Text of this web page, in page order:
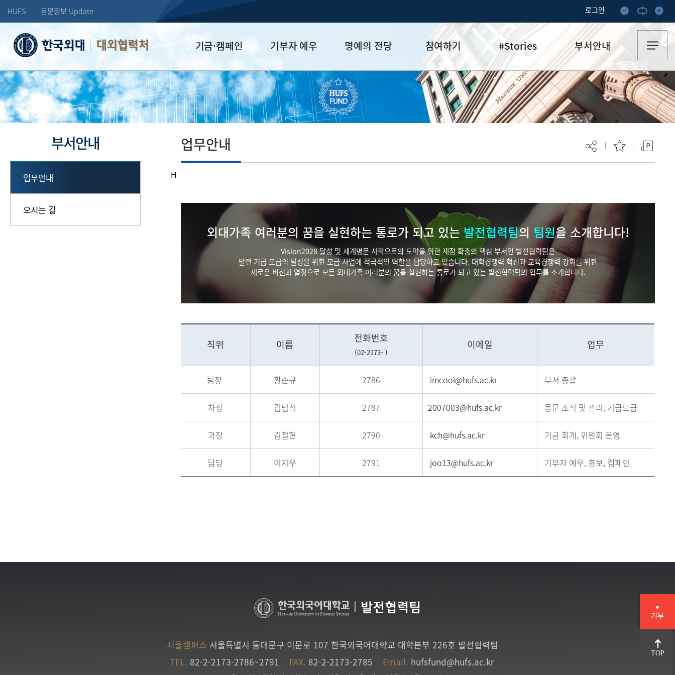
HUFS 동문정보 Update 로그인
대외협력처 기금·캠페인
학교발전기금
장학기금
선배드림 장학금
기부자 예우
예우 프로그램
세제 혜택
명예의 전당
HUFS Honor
Diamond Club
Platinum Club
참여하기
참여방법
기부하기
잠재기부자 추천
#Stories
기부·수혜스토리
기금소식
이달의 기부자
부서안내
업무안내
오시는 길
부서안내
업무안내
오시는 길
H
등록하시겠습니까?
메뉴추가
업무안내
외대가족 여러분의 꿈을 실현하는 통로가 되고 있는발전협력팀의 팀원을 소개합니다!
Vision2028 달성 및 세계명문 사학으로의 도약을 위한 재정 확충의 핵심 부서인 발전협력팀은
발전 기금 모금의 달성을 위한 모금 사업에 적극적인 역할을 담당하고 있습니다. 대학경쟁력 혁신과 교육경쟁력 강화를 위한
새로운 비전과 열정으로 모든 외대가족 여러분의 꿈을 실현하는 통로가 되고 있는 발전협력팀의 업무를 소개합니다.
직위 이름 전화번호
(02-2173- )
이메일 업무
팀장 황순규 2786 imcool@hufs.ac.kr 부서 총괄
차장 김범석 2787 2007003@hufs.ac.kr 동문 조직 및 관리, 기금모금
과장 김철현 2790 kch@hufs.ac.kr 기금 회계, 위원회 운영
담당 이지우 2791 joo13@hufs.ac.kr 기부자 예우, 홍보, 캠페인
| 발전협력팀
서울캠퍼스 서울특별시 동대문구 이문로 107 한국외국어대학교 대학본부 226호 발전협력팀
TEL. 82-2-2173-2786~2791 FAX. 82-2-2173-2785 Email. hufsfund@hufs.ac.kr
♥
기부
TOP